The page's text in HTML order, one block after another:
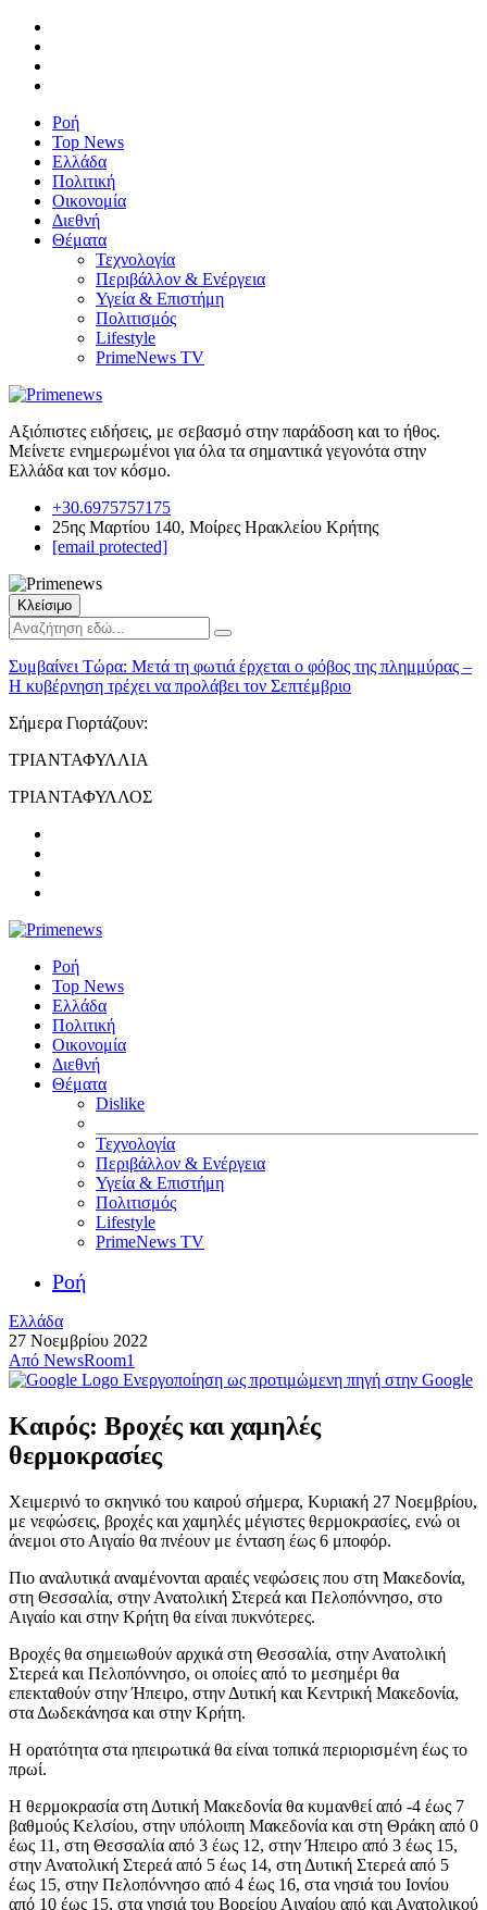
Ροή
Top News
Ελλάδα
Πολιτική
Οικονομία
Διεθνή
Θέματα
Τεχνολογία
Περιβάλλον & Ενέργεια
Υγεία & Επιστήμη
Πολιτισμός
Lifestyle
PrimeNews TV
Αξιόπιστες ειδήσεις, με σεβασμό στην παράδοση και το ήθος.
Μείνετε ενημερωμένοι για όλα τα σημαντικά γεγονότα στην
Ελλάδα και τον κόσμο.
+30.6975757175
25ης Μαρτίου 140, Μοίρες Ηρακλείου Κρήτης
[email protected]
Κλείσιμο
Συμβαίνει Τώρα: Μετά τη φωτιά έρχεται ο φόβος της πλημμύρας –
Η κυβέρνηση τρέχει να προλάβει τον Σεπτέμβριο
Σήμερα Γιορτάζουν:
ΤΡΙΑΝΤΑΦΥΛΛΙΑ
ΤΡΙΑΝΤΑΦΥΛΛΟΣ
Ροή
Top News
Ελλάδα
Πολιτική
Οικονομία
Διεθνή
Θέματα
Dislike
Τεχνολογία
Περιβάλλον & Ενέργεια
Υγεία & Επιστήμη
Πολιτισμός
Lifestyle
PrimeNews TV
Ροή
Ελλάδα
27 Νοεμβρίου 2022
Από NewsRoom1
Ενεργοποίηση ως προτιμώμενη πηγή στην Google
Καιρός: Βροχές και χαμηλές
θερμοκρασίες
Χειμερινό το σκηνικό του καιρού σήμερα, Κυριακή 27 Νοεμβρίου,
με νεφώσεις, βροχές και χαμηλές μέγιστες θερμοκρασίες, ενώ οι
άνεμοι στο Αιγαίο θα πνέουν με ένταση έως 6 μποφόρ.
Πιο αναλυτικά αναμένονται αραιές νεφώσεις που στη Μακεδονία,
στη Θεσσαλία, στην Ανατολική Στερεά και Πελοπόννησο, στο
Αιγαίο και στην Κρήτη θα είναι πυκνότερες.
Βροχές θα σημειωθούν αρχικά στη Θεσσαλία, στην Ανατολική
Στερεά και Πελοπόννησο, οι οποίες από το μεσημέρι θα
επεκταθούν στην Ήπειρο, στην Δυτική και Κεντρική Μακεδονία,
στα Δωδεκάνησα και στην Κρήτη.
Η ορατότητα στα ηπειρωτικά θα είναι τοπικά περιορισμένη έως το
πρωί.
Η θερμοκρασία στη Δυτική Μακεδονία θα κυμανθεί από -4 έως 7
βαθμούς Κελσίου, στην υπόλοιπη Μακεδονία και στη Θράκη από 0
έως 11, στη Θεσσαλία από 3 έως 12, στην Ήπειρο από 3 έως 15,
στην Ανατολική Στερεά από 5 έως 14, στη Δυτική Στερεά από 5
έως 15, στην Πελοπόννησο από 4 έως 16, στα νησιά του Ιονίου
από 10 έως 15, στα νησιά του Βορείου Αιγαίου από και Ανατολικού